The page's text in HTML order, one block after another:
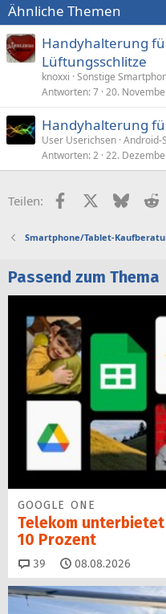
Ähnliche Themen
Handyhalterung
Lüftungsschlitze
knoxxi Sonstige
Antworten 7 20.
Handyhalterung
User Userichsen Android-
Antworten 2 22.
Teilen: FacebookX (Twitter)
Bluesky
Smartphone/Tablet-
Passend zum Thema
GOOGLE ONE
Telekom
10 Prozent
39 Kommentare
08.08.2026